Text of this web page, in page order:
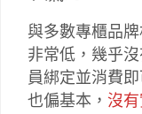
與多數專櫃品
非常低，幾乎
員綁定並消費
也偏基本， 沒